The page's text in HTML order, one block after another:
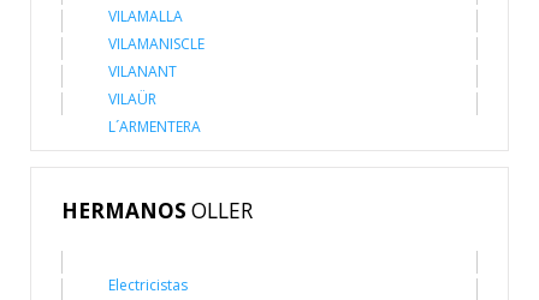
VILAMALLA
VILAMANISCLE
VILANANT
VILAÜR
L´ARMENTERA
HERMANOS OLLER
Electricistas